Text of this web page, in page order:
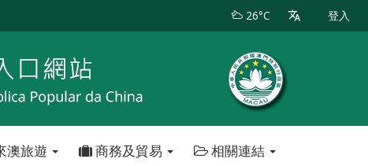
26°C 登入
澳旅遊 商務及貿易 相關連結